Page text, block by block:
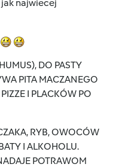
najwiecej
DO PASTY
PITA MACZANEGO
I PLACKÓW PO
RYB, OWOCÓW
I ALKOHOLU.
POTRAWOM